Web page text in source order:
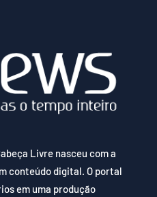
Livre nasceu com a
conteúdo digital. O portal
em uma produção